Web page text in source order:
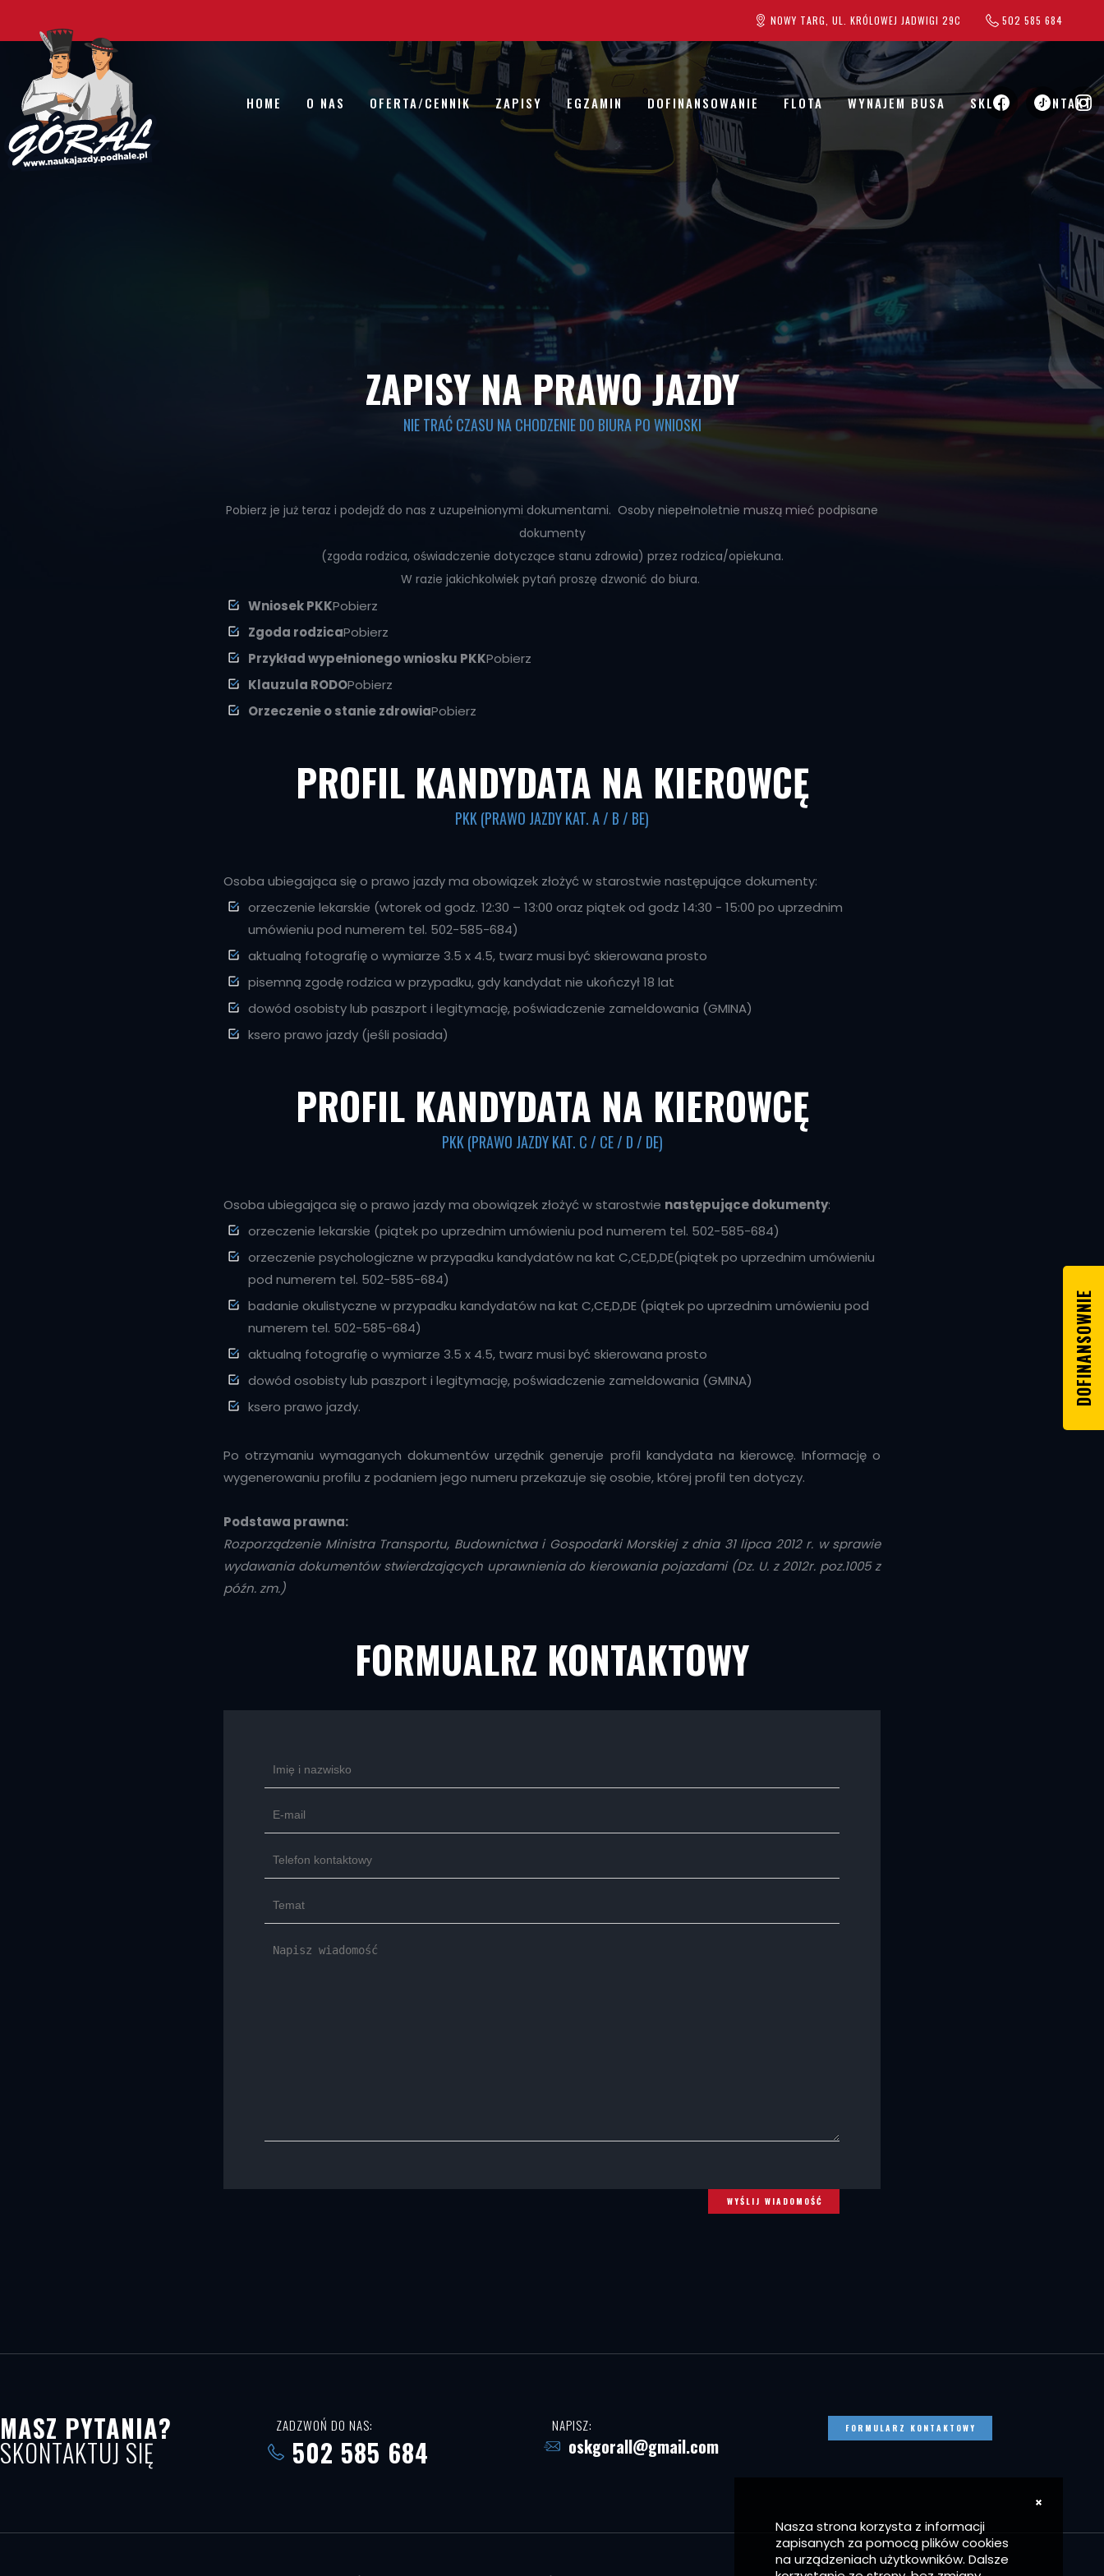
DOFINANSOWNIE
NOWY TARG, UL. KRÓLOWEJ JADWIGI 29C 502 585 684
HOME O NAS OFERTA/CENNIK ZAPISY EGZAMIN DOFINANSOWANIE FLOTA WYNAJEM BUSA SKLEP KONTAKT
ZAPISY NA PRAWO JAZDY
NIE TRAĆ CZASU NA CHODZENIE DO BIURA PO WNIOSKI
Pobierz je już teraz i podejdź do nas z uzupełnionymi dokumentami. Osoby niepełnoletnie muszą mieć podpisane
dokumenty
(zgoda rodzica, oświadczenie dotyczące stanu zdrowia) przez rodzica/opiekuna.
W razie jakichkolwiek pytań proszę dzwonić do biura.
Wniosek PKKPobierz
Zgoda rodzicaPobierz
Przykład wypełnionego wniosku PKKPobierz
Klauzula RODOPobierz
Orzeczenie o stanie zdrowiaPobierz
PROFIL KANDYDATA NA KIEROWCĘ
PKK (PRAWO JAZDY KAT. A / B / BE)
Osoba ubiegająca się o prawo jazdy ma obowiązek złożyć w starostwie następujące dokumenty:
orzeczenie lekarskie (wtorek od godz. 12:30 – 13:00 oraz piątek od godz 14:30 - 15:00 po uprzednim
umówieniu pod numerem tel. 502-585-684)
aktualną fotografię o wymiarze 3.5 x 4.5, twarz musi być skierowana prosto
pisemną zgodę rodzica w przypadku, gdy kandydat nie ukończył 18 lat
dowód osobisty lub paszport i legitymację, poświadczenie zameldowania (GMINA)
ksero prawo jazdy (jeśli posiada)
PROFIL KANDYDATA NA KIEROWCĘ
PKK (PRAWO JAZDY KAT. C / CE / D / DE)
Osoba ubiegająca się o prawo jazdy ma obowiązek złożyć w starostwie następujące dokumenty:
orzeczenie lekarskie (piątek po uprzednim umówieniu pod numerem tel. 502-585-684)
orzeczenie psychologiczne w przypadku kandydatów na kat C,CE,D,DE(piątek po uprzednim umówieniu
pod numerem tel. 502-585-684)
badanie okulistyczne w przypadku kandydatów na kat C,CE,D,DE (piątek po uprzednim umówieniu pod
numerem tel. 502-585-684)
aktualną fotografię o wymiarze 3.5 x 4.5, twarz musi być skierowana prosto
dowód osobisty lub paszport i legitymację, poświadczenie zameldowania (GMINA)
ksero prawo jazdy.
Po otrzymaniu wymaganych dokumentów urzędnik generuje profil kandydata na kierowcę. Informację o
wygenerowaniu profilu z podaniem jego numeru przekazuje się osobie, której profil ten dotyczy.
Podstawa prawna:
Rozporządzenie Ministra Transportu, Budownictwa i Gospodarki Morskiej z dnia 31 lipca 2012 r. w sprawie
wydawania dokumentów stwierdzających uprawnienia do kierowania pojazdami (Dz. U. z 2012r. poz.1005 z
późn. zm.)
FORMUALRZ KONTAKTOWY
MASZ PYTANIA?
SKONTAKTUJ SIĘ
ZADZWOŃ DO NAS:
502 585 684
NAPISZ:
oskgorall@gmail.com
FORMULARZ KONTAKTOWY
Nasza strona korzysta z informacji
zapisanych za pomocą plików cookies
na urządzeniach użytkowników. Dalsze